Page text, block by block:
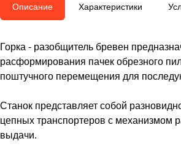
Описание Характеристики
Горка - разобщитель бревен
расформирования пачек обрезного
поштучного перемещения для
Станок представляет собой
цепных транспортеров с механизмом
выдачи.